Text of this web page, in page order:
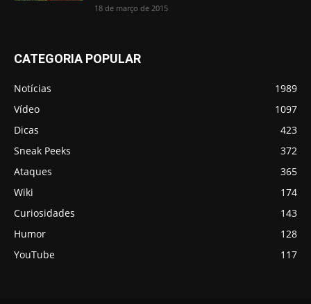
18 de março de 2015
CATEGORIA POPULAR
Notícias
1989
Vídeo
1097
Dicas
423
Sneak Peeks
372
Ataques
365
Wiki
174
Curiosidades
143
Humor
128
YouTube
117